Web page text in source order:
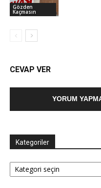
Gözden
Kaçmasın
CEVAP VER
YORUM
Kategoriler
Kategoriler